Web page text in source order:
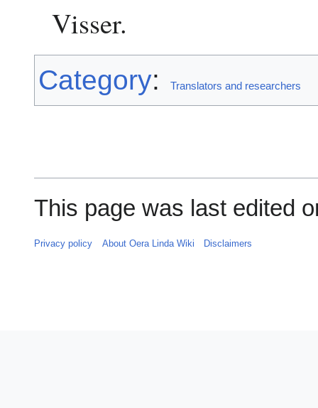
Visser.
Category: Translators and researchers
This page was last edited
Privacy policy About Oera Linda Wiki Disclaimers